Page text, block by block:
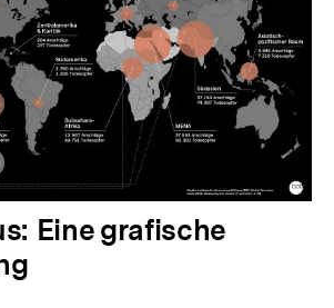
Eine grafische